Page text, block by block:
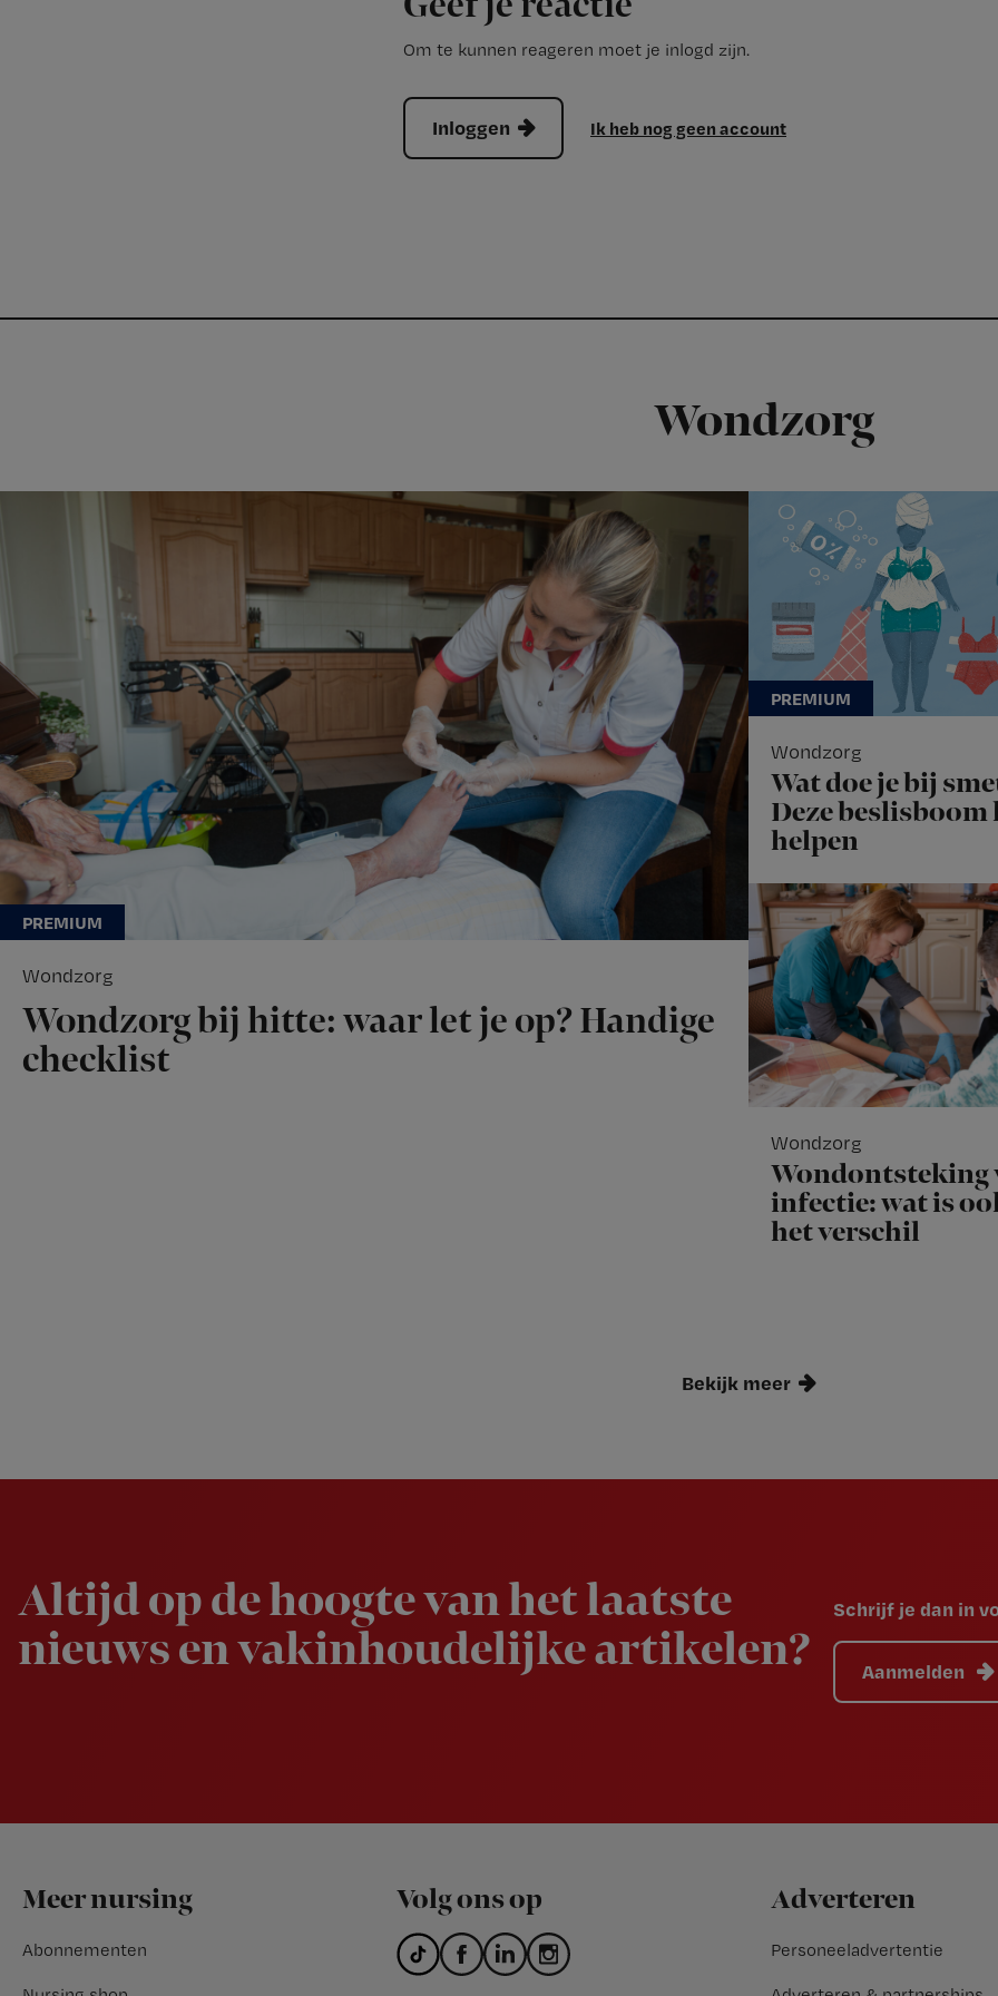
Om te kunnen reageren moet je inlogd zijn.
Inloggen Ik heb nog geen account
Wondzorg
Wondzorg
Wondzorg bij hitte: waar let je op? Handige
checklist
Wondzorg
Wat doe je bij
Deze beslisboom
helpen
Wondzorg
Wondontsteking
infectie: wat is
het verschil
Bekijk meer
Altijd op de hoogte van het laatste
nieuws en vakinhoudelijke artikelen?
Schrijf je dan in
Aanmelden
Footer
Meer nursing
Abonnementen
Volg ons op Adverteren
Personeeladvertentie